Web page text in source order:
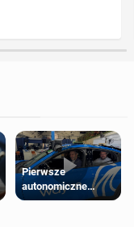
Pierwsze
autonomiczne
Ubery pojawią się